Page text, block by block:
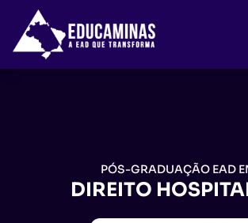
PÓS-GRADUAÇÃO EAD
DIREITO